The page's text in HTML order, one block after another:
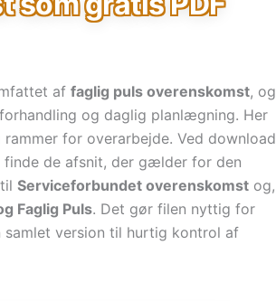
af faglig puls overenskomst, og
og daglig planlægning. Her
for overarbejde. Ved download
finde de afsnit, der gælder for den
Serviceforbundet overenskomst og,
Faglig Puls. Det gør filen nyttig for
version til hurtig kontrol af